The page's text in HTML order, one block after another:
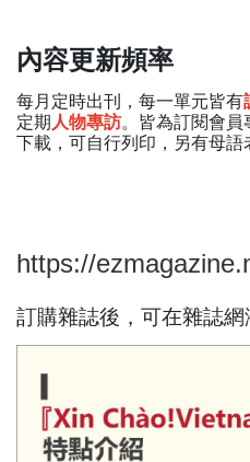
內容更新頻率
每月定時出刊，每一單元皆有
定期 人物專訪。皆為訂閱會
下載，可自行列印，另有母語
https://
訂購雜誌後，可在雜誌